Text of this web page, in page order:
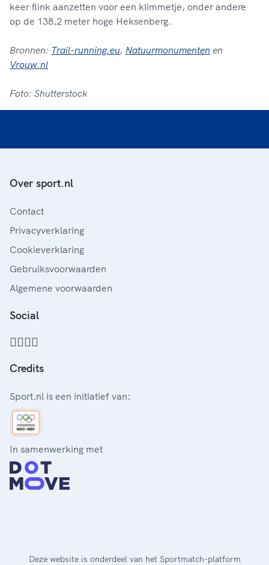
keer flink aanzetten voor een klimmetje, onder andere
op de 138,2 meter hoge Heksenberg.
Bronnen: Trail-running.eu, Natuurmonumenten en
Vrouw.nl
Foto: Shutterstock
Over sport.nl
Contact
Privacyverklaring
Cookieverklaring
Gebruiksvoorwaarden
Algemene voorwaarden
Social
Credits
Sport.nl is een initiatief van:
In samenwerking met
Deze website is onderdeel van het Sportmatch-platform